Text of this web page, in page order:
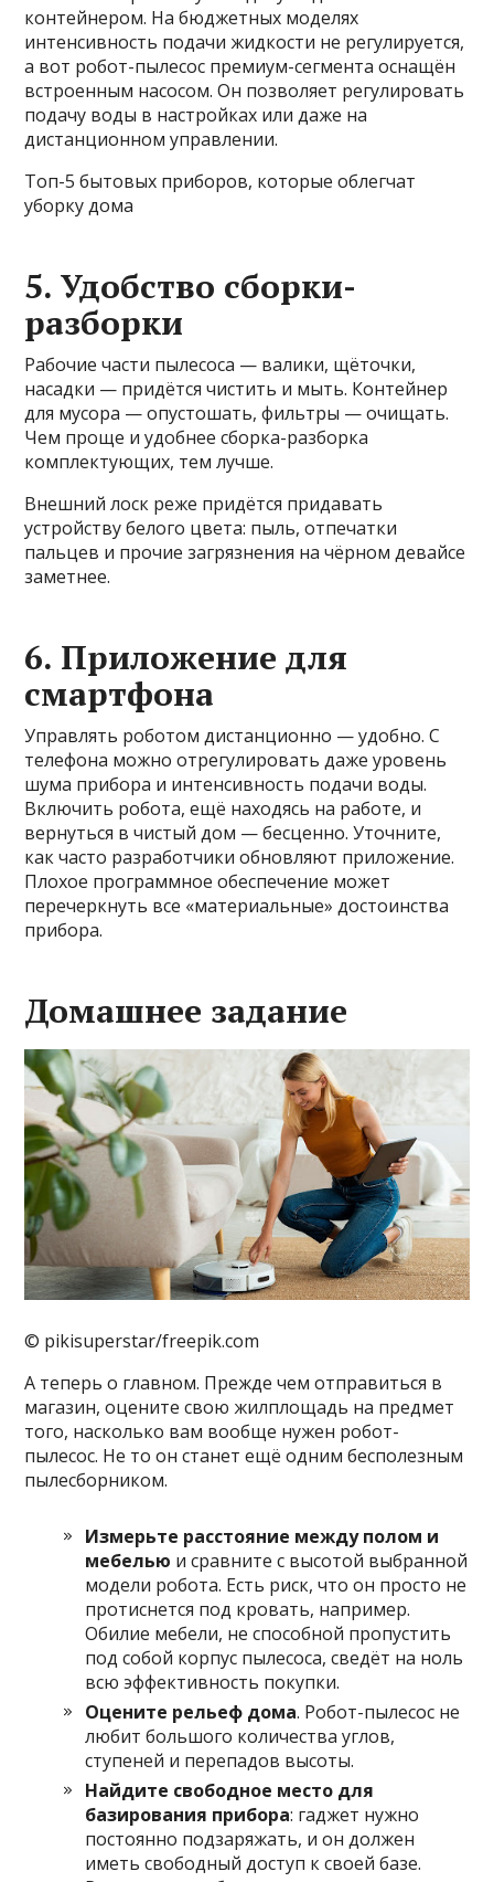
контейнером. На бюджетных моделях
интенсивность подачи жидкости не регулируется,
а вот робот-пылесос премиум-сегмента оснащён
встроенным насосом. Он позволяет регулировать
подачу воды в настройках или даже на
дистанционном управлении.
Топ-5 бытовых приборов, которые облегчат
уборку дома
5. Удобство сборки-
разборки
Рабочие части пылесоса — валики, щёточки,
насадки — придётся чистить и мыть. Контейнер
для мусора — опустошать, фильтры — очищать.
Чем проще и удобнее сборка-разборка
комплектующих, тем лучше.
Внешний лоск реже придётся придавать
устройству белого цвета: пыль, отпечатки
пальцев и прочие загрязнения на чёрном девайсе
заметнее.
6. Приложение для
смартфона
Управлять роботом дистанционно — удобно. С
телефона можно отрегулировать даже уровень
шума прибора и интенсивность подачи воды.
Включить робота, ещё находясь на работе, и
вернуться в чистый дом — бесценно. Уточните,
как часто разработчики обновляют приложение.
Плохое программное обеспечение может
перечеркнуть все «материальные» достоинства
прибора.
Домашнее задание
© pikisuperstar/freepik.com
А теперь о главном. Прежде чем отправиться в
магазин, оцените свою жилплощадь на предмет
того, насколько вам вообще нужен робот-
пылесос. Не то он станет ещё одним бесполезным
пылесборником.
Измерьте расстояние между полом и
мебелью и сравните с высотой выбранной
модели робота. Есть риск, что он просто не
протиснется под кровать, например.
Обилие мебели, не способной пропустить
под собой корпус пылесоса, сведёт на ноль
всю эффективность покупки.
Оцените рельеф дома. Робот-пылесос не
любит большого количества углов,
ступеней и перепадов высоты.
Найдите свободное место для
базирования прибора: гаджет нужно
постоянно подзаряжать, и он должен
иметь свободный доступ к своей базе.